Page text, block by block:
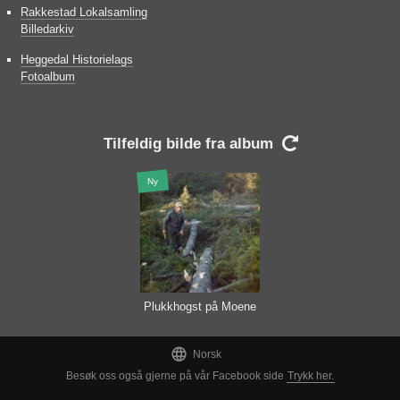
Rakkestad Lokalsamling
Billedarkiv
Heggedal Historielags
Fotoalbum
Tilfeldig bilde fra album 
Ny
Plukkhogst på Moene

Norsk
Besøk oss også gjerne på vår Facebook side
Trykk her.